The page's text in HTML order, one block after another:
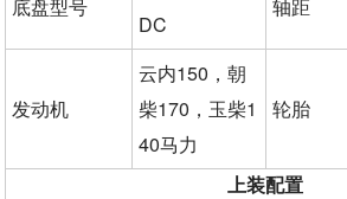
底盘型号
DC
轴距
发动机
云内150，朝
柴170，玉柴1
40马力
轮胎
上装配置